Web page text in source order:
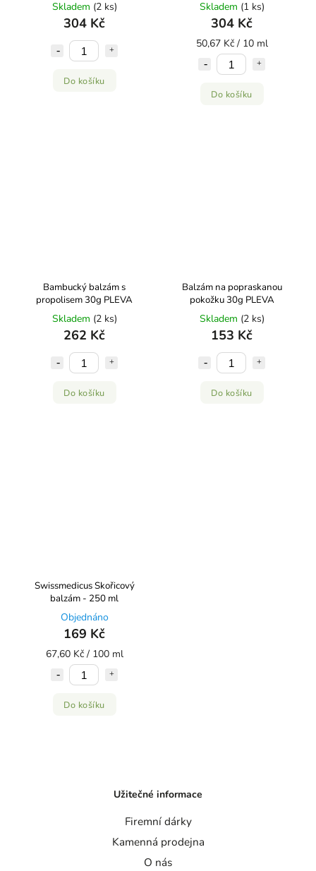
Skladem (2 ks)
304 Kč
Do košíku
Skladem (1 ks)
304 Kč
50,67 Kč / 10 ml
Do košíku
Bambucký balzám s
propolisem 30g PLEVA
Skladem (2 ks)
262 Kč
Do košíku
Balzám na popraskanou
pokožku 30g PLEVA
Skladem (2 ks)
153 Kč
Do košíku
Swissmedicus Skořicový
balzám - 250 ml
Objednáno
169 Kč
67,60 Kč / 100 ml
Do košíku
Užitečné informace
Firemní dárky
Kamenná prodejna
O nás